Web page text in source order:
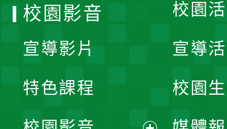
校園
宣導
校園
校園影音
宣導影片
特色課程